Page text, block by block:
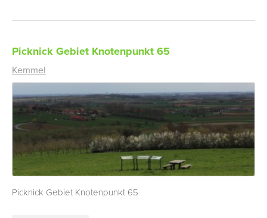
Picknick Gebiet Knotenpunkt 65
Kemmel
Picknick Gebiet Knotenpunkt 65